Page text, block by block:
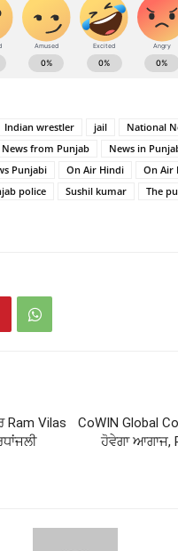
Indian wrestler jail
National
News from Punjab
News in
Punjabi On Air Hindi
On Air
police Sushil kumar
The
Ram Vilas
CoWIN Global
ਹੋਵੇਗਾ ਆਗਾਜ,